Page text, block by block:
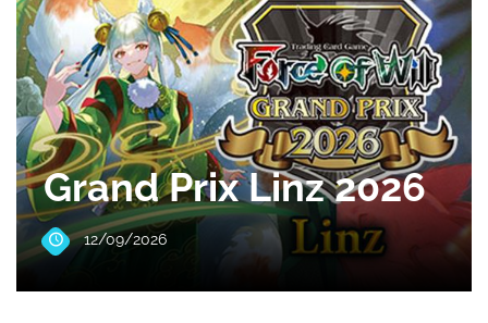
Grand Prix Linz 2026
12/09/2026